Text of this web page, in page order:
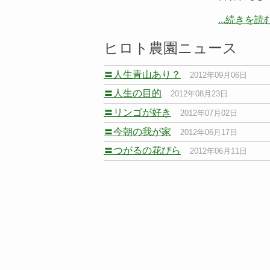
...続きを読
ヒロト農園ニュース
〓人生青山あり？ 2012年09月06日
〓人生の目的 2012年08月23日
〓リンゴが好き 2012年07月02日
〓今朝の我が家 2012年06月17日
〓つがるの花びら 2012年06月11日